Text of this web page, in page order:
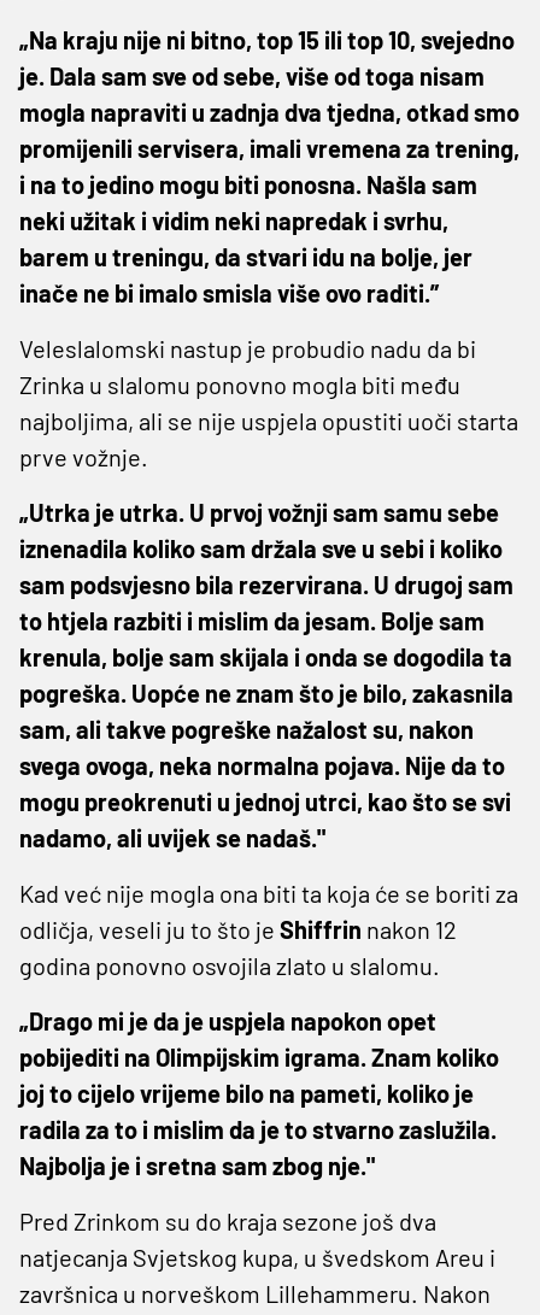
„Na kraju nije ni bitno, top 15 ili top 10, svejedno
je. Dala sam sve od sebe, više od toga nisam
mogla napraviti u zadnja dva tjedna, otkad smo
promijenili servisera, imali vremena za trening,
i na to jedino mogu biti ponosna. Našla sam
neki užitak i vidim neki napredak i svrhu,
barem u treningu, da stvari idu na bolje, jer
inače ne bi imalo smisla više ovo raditi.”
Veleslalomski nastup je probudio nadu da bi
Zrinka u slalomu ponovno mogla biti među
najboljima, ali se nije uspjela opustiti uoči starta
prve vožnje.
„Utrka je utrka. U prvoj vožnji sam samu sebe
iznenadila koliko sam držala sve u sebi i koliko
sam podsvjesno bila rezervirana. U drugoj sam
to htjela razbiti i mislim da jesam. Bolje sam
krenula, bolje sam skijala i onda se dogodila ta
pogreška. Uopće ne znam što je bilo, zakasnila
sam, ali takve pogreške nažalost su, nakon
svega ovoga, neka normalna pojava. Nije da to
mogu preokrenuti u jednoj utrci, kao što se svi
nadamo, ali uvijek se nadaš."
Kad već nije mogla ona biti ta koja će se boriti za
odličja, veseli ju to što je Shiffrin nakon 12
godina ponovno osvojila zlato u slalomu.
„Drago mi je da je uspjela napokon opet
pobijediti na Olimpijskim igrama. Znam koliko
joj to cijelo vrijeme bilo na pameti, koliko je
radila za to i mislim da je to stvarno zaslužila.
Najbolja je i sretna sam zbog nje."
Pred Zrinkom su do kraja sezone još dva
natjecanja Svjetskog kupa, u švedskom Areu i
završnica u norveškom Lillehammeru. Nakon